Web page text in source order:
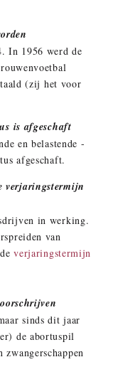
In 1956 werd de
(zij het voor
is afgeschaft
en belastende -
afgeschaft.
verjaringstermijn
in werking.
van
deverjaringstermijn
sinds dit jaar
de abortuspil